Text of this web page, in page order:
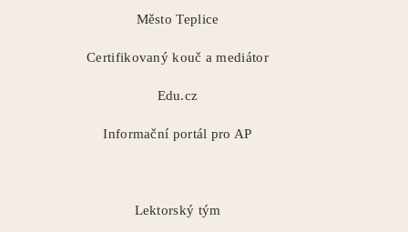
Město Teplice
Certifikovaný kouč a mediátor
Edu.cz
Informační portál pro AP
Lektorský tým